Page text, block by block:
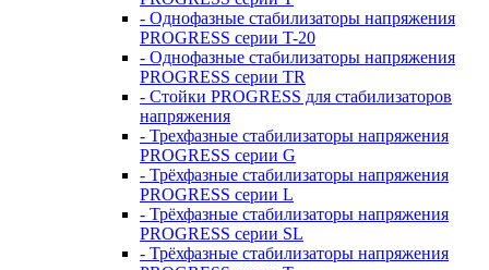
- Однофазные стабилизаторы напряжения
PROGRESS серии T-20
- Однофазные стабилизаторы напряжения
PROGRESS серии TR
- Стойки PROGRESS для стабилизаторов
напряжения
- Трехфазные стабилизаторы напряжения
PROGRESS серии G
- Трёхфазные стабилизаторы напряжения
PROGRESS серии L
- Трёхфазные стабилизаторы напряжения
PROGRESS серии SL
- Трёхфазные стабилизаторы напряжения